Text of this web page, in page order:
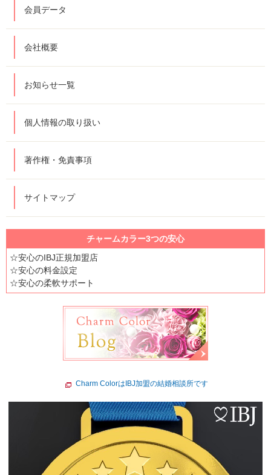
会員データ
会社概要
お知らせ一覧
個人情報の取り扱い
著作権・免責事項
サイトマップ
チャームカラー3つの安心
☆安心のIBJ正規加盟店
☆安心の料金設定
☆安心の柔軟サポート
Charm ColorはIBJ加盟の結婚相談所です